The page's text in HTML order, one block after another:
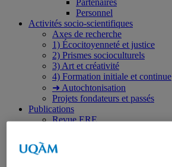
Partenaires
Personnel
Activités socio-scientifiques
Axes de recherche
1) Écocitoyenneté et justice
2) Prismes socioculturels
3) Art et créativité
4) Formation initiale et continue
➜ Autochtonisation
Projets fondateurs et passés
Publications
Revue ERE
Thèses et mémoires